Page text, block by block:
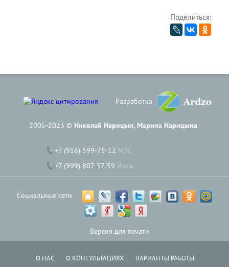
Поделиться:
Разработка
2005-2023 © Николай Нарицын, Марина Нарицына
+7 (916) 599-75-12 МТС
+7 (999) 807-57-59 Йота
Социальные сети
Версия для печати
О НАС О КОНСУЛЬТАЦИЯХ ВАРИАНТЫ РАБОТЫ